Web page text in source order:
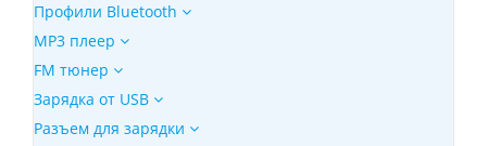
Профили Bluetooth
MP3 плеер
FM тюнер
Зарядка от USB
Разъем для зарядки